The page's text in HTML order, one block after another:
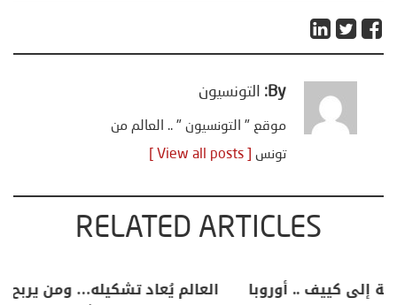
By: التونسيون
موقع " التونسيون " .. العالم من
تونس
RELATED ARTICLES
خليفة بن سالم يكتب: “من سبتة إلى كييف .. أوروبا